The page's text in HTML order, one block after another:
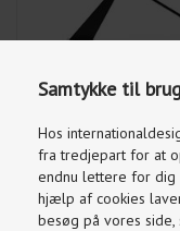
Samtykke til
Hos
fra tredjepart for at
endnu lettere for dig
hjælp af cookies
besøg på vores
2.595,00 1.817,00